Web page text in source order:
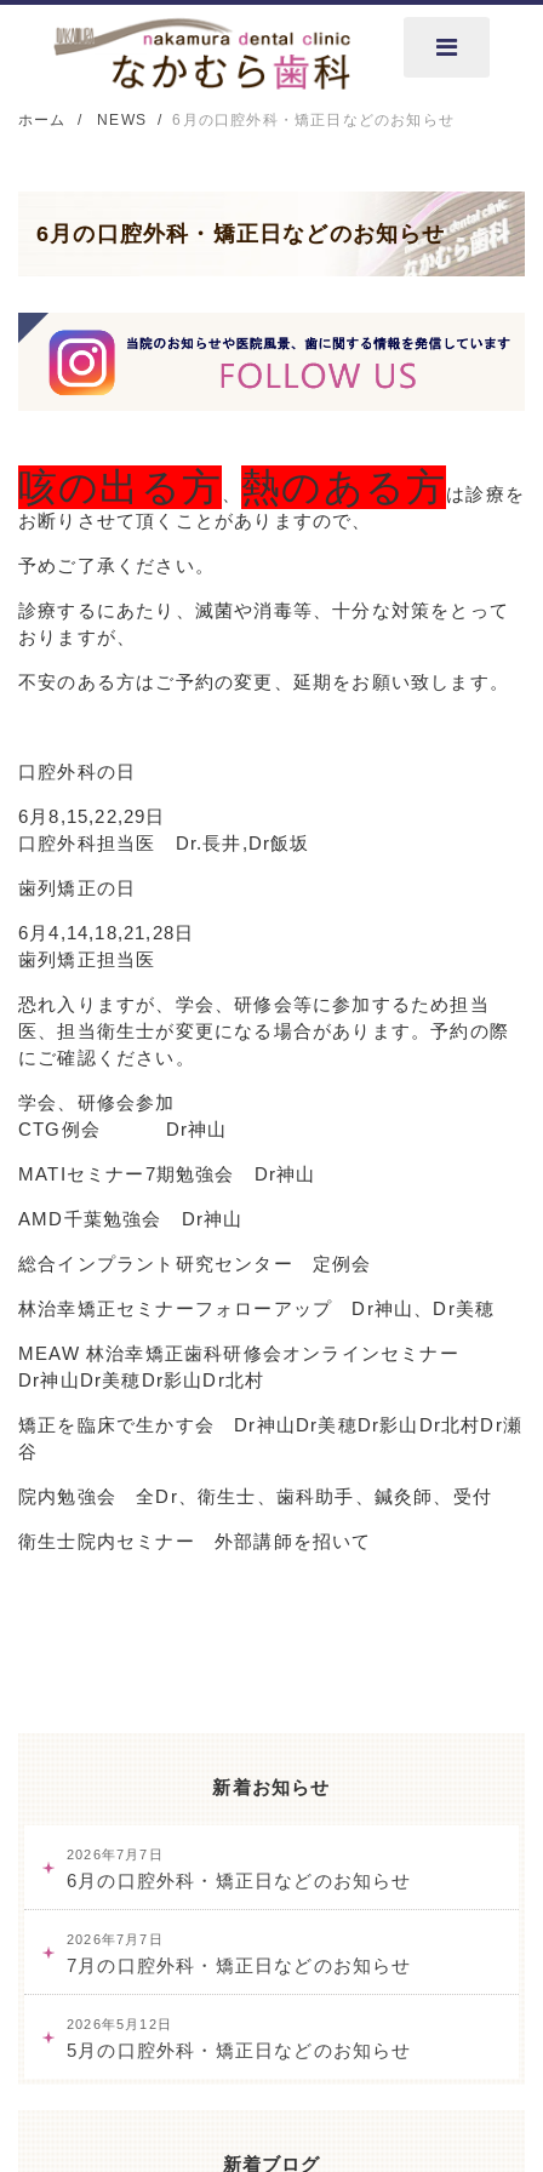
ホーム NEWS 6月の口腔外科・矯正日などのお知らせ
6月の口腔外科・矯正日などのお知らせ
咳の出る方 熱のある方は診療を
お断りさせて頂くことがありますので、
予めご了承ください。
診療するにあたり、滅菌や消毒等、十分な対策をとって
おりますが、
不安のある方はご予約の変更、延期をお願い致します。
口腔外科の日
6月8,15,22,29日
口腔外科担当医 Dr.長井,Dr飯坂
歯列矯正の日
6月4,14,18,21,28日
歯列矯正担当医
恐れ入りますが、学会、研修会等に参加するため担当
医、担当衛生士が変更になる場合があります。予約の際
にご確認ください。
学会、研修会参加
CTG例会 Dr神山
MATIセミナー7期勉強会 Dr神山
AMD千葉勉強会 Dr神山
総合インプラント研究センター 定例会
林治幸矯正セミナーフォローアップ Dr神山、Dr美穂
MEAW 林治幸矯正歯科研修会オンラインセミナー
Dr神山Dr美穂Dr影山Dr北村
矯正を臨床で生かす会 Dr神山Dr美穂Dr影山Dr北村Dr瀬
谷
院内勉強会 全Dr、衛生士、歯科助手、鍼灸師、受付
衛生士院内セミナー 外部講師を招いて
新着お知らせ
2026年7月7日
6月の口腔外科・矯正日などのお知らせ
2026年7月7日
7月の口腔外科・矯正日などのお知らせ
2026年5月12日
5月の口腔外科・矯正日などのお知らせ
新着ブログ